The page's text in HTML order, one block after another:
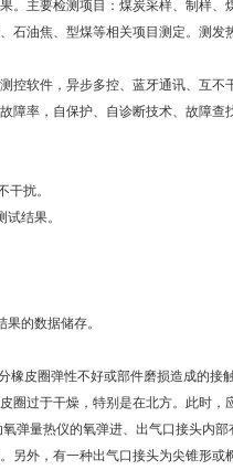
主要检测项目：煤炭采样、制样、
石油焦、型煤等相关项目测定。测发
控软件，异步多控、蓝牙通讯、互不
障率，自保护、自诊断技术、故障查
扰。
结果。
的数据储存。
橡皮圈弹性不好或部件磨损造成的接
圈过于干燥，特别是在北方。此时，
弹量热仪的氧弹进、出气口接头内
另外，有一种出气口接头为尖锥形或